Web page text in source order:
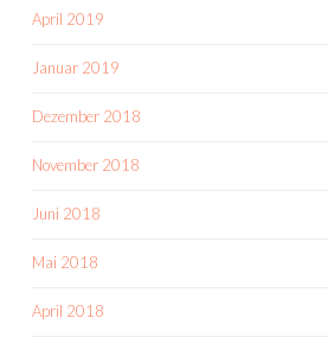
April 2019
Januar 2019
Dezember 2018
November 2018
Juni 2018
Mai 2018
April 2018